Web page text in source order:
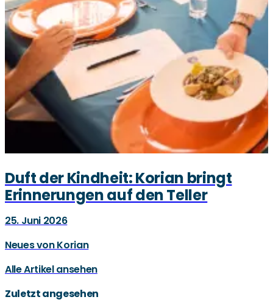
Duft der Kindheit: Korian bringt
Erinnerungen auf den Teller
25. Juni 2026
Neues von Korian
Alle Artikel ansehen
Zuletzt angesehen